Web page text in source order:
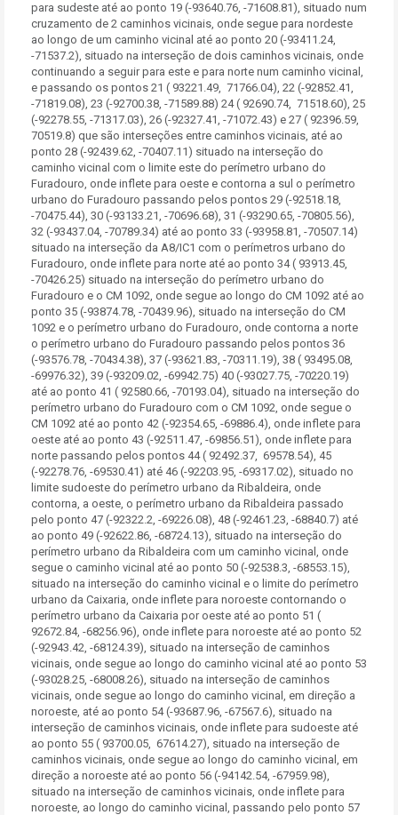
para sudeste até ao ponto 19 (-93640.76, -71608.81), situado num
cruzamento de 2 caminhos vicinais, onde segue para nordeste
ao longo de um caminho vicinal até ao ponto 20 (-93411.24,
-71537.2), situado na interseção de dois caminhos vicinais, onde
continuando a seguir para este e para norte num caminho vicinal,
e passando os pontos 21 ( 93221.49, 71766.04), 22 (-92852.41,
-71819.08), 23 (-92700.38, -71589.88) 24 ( 92690.74, 71518.60), 25
(-92278.55, -71317.03), 26 (-92327.41, -71072.43) e 27 ( 92396.59,
70519.8) que são interseções entre caminhos vicinais, até ao
ponto 28 (-92439.62, -70407.11) situado na interseção do
caminho vicinal com o limite este do perímetro urbano do
Furadouro, onde inflete para oeste e contorna a sul o perímetro
urbano do Furadouro passando pelos pontos 29 (-92518.18,
-70475.44), 30 (-93133.21, -70696.68), 31 (-93290.65, -70805.56),
32 (-93437.04, -70789.34) até ao ponto 33 (-93958.81, -70507.14)
situado na interseção da A8/IC1 com o perímetros urbano do
Furadouro, onde inflete para norte até ao ponto 34 ( 93913.45,
-70426.25) situado na interseção do perímetro urbano do
Furadouro e o CM 1092, onde segue ao longo do CM 1092 até ao
ponto 35 (-93874.78, -70439.96), situado na interseção do CM
1092 e o perímetro urbano do Furadouro, onde contorna a norte
o perímetro urbano do Furadouro passando pelos pontos 36
(-93576.78, -70434.38), 37 (-93621.83, -70311.19), 38 ( 93495.08,
-69976.32), 39 (-93209.02, -69942.75) 40 (-93027.75, -70220.19)
até ao ponto 41 ( 92580.66, -70193.04), situado na interseção do
perímetro urbano do Furadouro com o CM 1092, onde segue o
CM 1092 até ao ponto 42 (-92354.65, -69886.4), onde inflete para
oeste até ao ponto 43 (-92511.47, -69856.51), onde inflete para
norte passando pelos pontos 44 ( 92492.37, 69578.54), 45
(-92278.76, -69530.41) até 46 (-92203.95, -69317.02), situado no
limite sudoeste do perímetro urbano da Ribaldeira, onde
contorna, a oeste, o perímetro urbano da Ribaldeira passado
pelo ponto 47 (-92322.2, -69226.08), 48 (-92461.23, -68840.7) até
ao ponto 49 (-92622.86, -68724.13), situado na interseção do
perímetro urbano da Ribaldeira com um caminho vicinal, onde
segue o caminho vicinal até ao ponto 50 (-92538.3, -68553.15),
situado na interseção do caminho vicinal e o limite do perímetro
urbano da Caixaria, onde inflete para noroeste contornando o
perímetro urbano da Caixaria por oeste até ao ponto 51 (
92672.84, -68256.96), onde inflete para noroeste até ao ponto 52
(-92943.42, -68124.39), situado na interseção de caminhos
vicinais, onde segue ao longo do caminho vicinal até ao ponto 53
(-93028.25, -68008.26), situado na interseção de caminhos
vicinais, onde segue ao longo do caminho vicinal, em direção a
noroeste, até ao ponto 54 (-93687.96, -67567.6), situado na
interseção de caminhos vicinais, onde inflete para sudoeste até
ao ponto 55 ( 93700.05, 67614.27), situado na interseção de
caminhos vicinais, onde segue ao longo do caminho vicinal, em
direção a noroeste até ao ponto 56 (-94142.54, -67959.98),
situado na interseção de caminhos vicinais, onde inflete para
noroeste, ao longo do caminho vicinal, passando pelo ponto 57